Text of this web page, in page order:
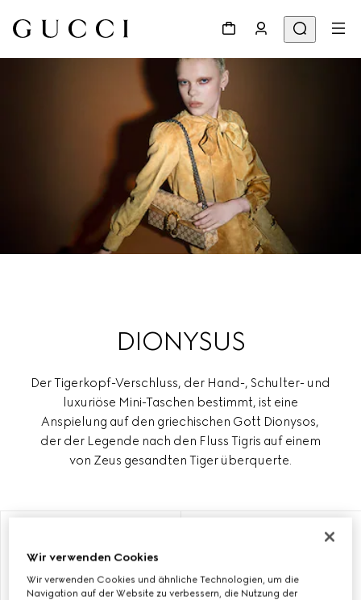
DIONYSUS
Der Tigerkopf-Verschluss, der Hand-, Schulter- und
luxuriöse Mini-Taschen bestimmt, ist eine
Anspielung auf den griechischen Gott Dionysos,
der der Legende nach den Fluss Tigris auf einem
von Zeus gesandten Tiger überquerte.
Wir verwenden Cookies
Wir verwenden Cookies und ähnliche Technologien, um die
Navigation auf der Website zu verbessern, die Nutzung der